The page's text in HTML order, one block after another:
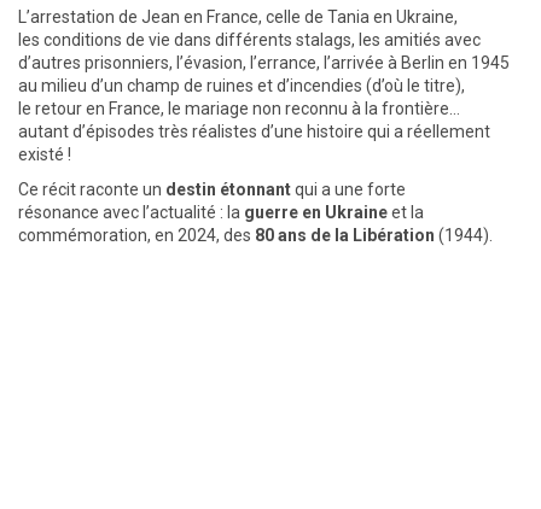
L’arrestation de Jean en France, celle de Tania en Ukraine,
les conditions de vie dans différents stalags, les amitiés avec
d’autres prisonniers, l’évasion, l’errance, l’arrivée à Berlin en 1945
au milieu d’un champ de ruines et d’incendies (d’où le titre),
le retour en France, le mariage non reconnu à la frontière…
autant d’épisodes très réalistes d’une histoire qui a réellement
existé !
Ce récit raconte un destin étonnantqui a une forte
résonance avec l’actualité : la guerre en Ukraineet la
commémoration, en 2024, des 80 ans de la Libération (1944).